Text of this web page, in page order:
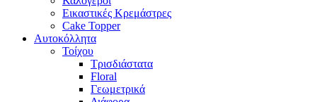
Εικαστικές Κρεμάστρες
Cake Topper
Αυτοκόλλητα
Τοίχου
Τρισδιάστατα
Floral
Γεωμετρικά